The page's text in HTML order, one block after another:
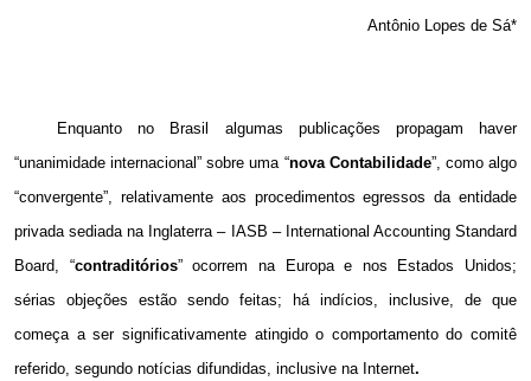
Antônio Lopes de Sá*
Enquanto no Brasil algumas publicações propagam haver
“unanimidade internacional” sobre uma “nova Contabilidade”, como algo
“convergente”, relativamente aos procedimentos egressos da entidade
privada sediada na Inglaterra – IASB – International Accounting Standard
Board, “contraditórios” ocorrem na Europa e nos Estados Unidos;
sérias objeções estão sendo feitas; há indícios, inclusive, de que
começa a ser significativamente atingido o comportamento do comitê
referido, segundo notícias difundidas, inclusive na Internet.